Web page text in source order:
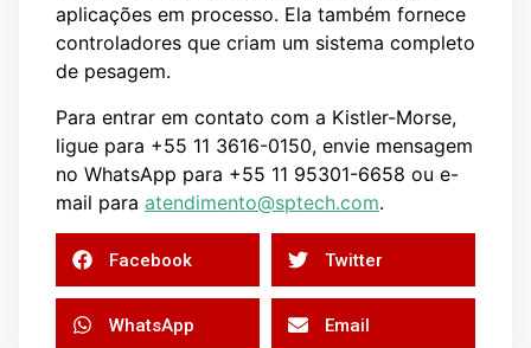
aplicações em processo. Ela também fornece
controladores que criam um sistema completo
de pesagem.
Para entrar em contato com a Kistler-Morse,
ligue para +55 11 3616-0150, envie mensagem
no WhatsApp para +55 11 95301-6658 ou e-
mail para atendimento@sptech.com.
Facebook Twitter
WhatsApp Email